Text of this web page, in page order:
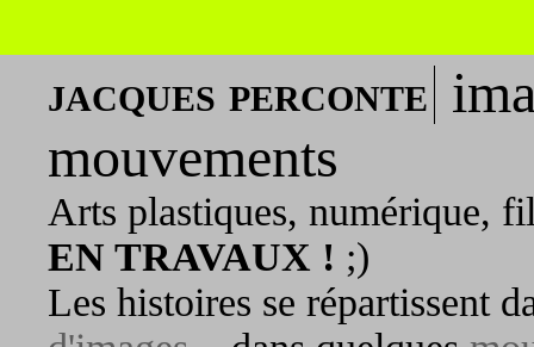
jacques perconte
mouvements
Arts plastiques, numérique,
EN TRAVAUX ! ;)
Les histoires se répartissent